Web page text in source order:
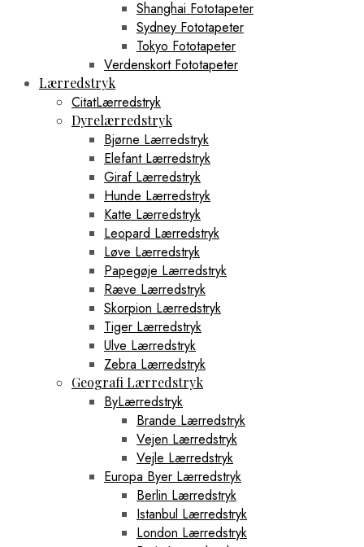
Shanghai Fototapeter
Sydney Fototapeter
Tokyo Fototapeter
Verdenskort Fototapeter
Lærredstryk
CitatLærredstryk
Dyrelærredstryk
Bjørne Lærredstryk
Elefant Lærredstryk
Giraf Lærredstryk
Hunde Lærredstryk
Katte Lærredstryk
Leopard Lærredstryk
Løve Lærredstryk
Papegøje Lærredstryk
Ræve Lærredstryk
Skorpion Lærredstryk
Tiger Lærredstryk
Ulve Lærredstryk
Zebra Lærredstryk
Geografi Lærredstryk
ByLærredstryk
Brande Lærredstryk
Vejen Lærredstryk
Vejle Lærredstryk
Europa Byer Lærredstryk
Berlin Lærredstryk
Istanbul Lærredstryk
London Lærredstryk